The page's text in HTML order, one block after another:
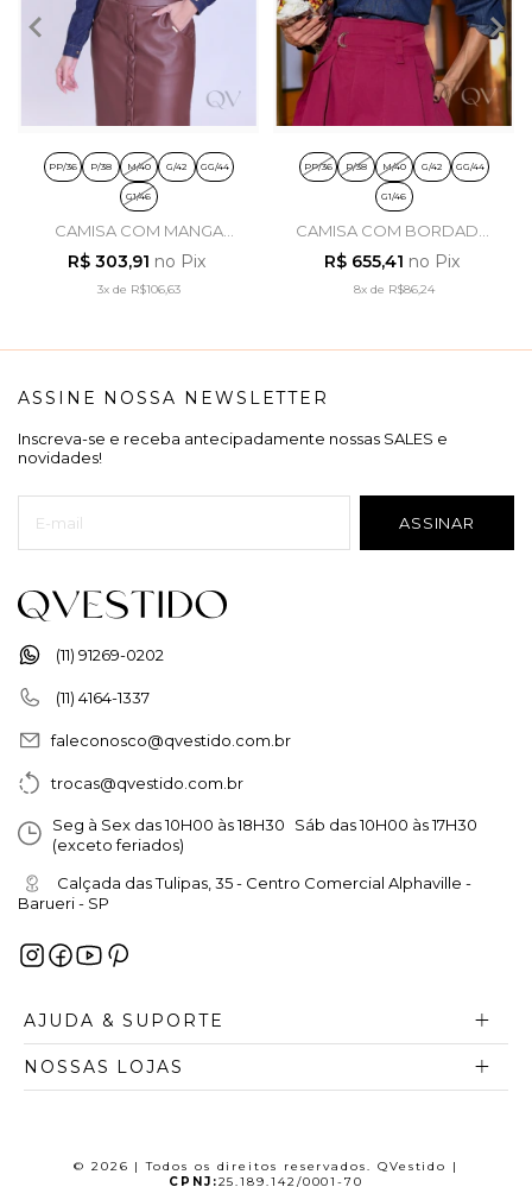
PP/36 P/38 M/40 G/42 GG/44
G1/46
CAMISA COM MANGA
LONGA EM JEANS ESCURO
- HAPUK
R$ 303,91 no Pix
3xde R$106,63
PP/36 P/38 M/40 G/42 GG/44
G1/46
CAMISA COM BORDADO
EM JEANS ESCURO - LUZIA
FAZZOLLI
R$ 655,41 no Pix
8xde R$86,24
(11) 91269-0202
(11) 4164-1337
faleconosco@qvestido.com.br
trocas@qvestido.com.br
Seg à Sex das 10H00 às 18H30 Sáb das 10H00 às 17H30
(exceto feriados)
Calçada das Tulipas, 35 - Centro Comercial Alphaville -
Barueri - SP
AJUDA & SUPORTE
NOSSAS LOJAS
ASSINE NOSSA NEWSLETTER
Inscreva-se e receba antecipadamente nossas SALES e
novidades!
© 2026 | Todos os direitos reservados. QVestido |
CPNJ:25.189.142/0001-70